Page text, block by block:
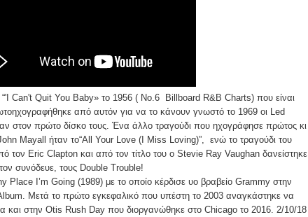
Can't Quit You Baby» το 1956 ( No.6 Billboard R&B Charts) που είναι
από αυτόν για να το κάνουν γνωστό το 1969 οι Led
στον πρώτο δίσκο τους. Ένα άλλο τραγούδι που ηχογράφησε πρώτος κι
Mayall ήταν το“All Your Love (I Miss Loving)”, ενώ το τραγούδι του
τον Eric Clapton και από τον τίτλο του ο Stevie Ray Vaughan δανείστηκε
συνόδευε, τους Double Trouble!
Place I’m Going (1989) με το οποίο κέρδισε υο βραβείο Grammy στην
Μετά το πρώτο εγκεφαλικό που υπέστη το 2003 αναγκάστηκε να
και στην Otis Rush Day που διοργανώθηκε στο Chicago το 2016. 2/10/18